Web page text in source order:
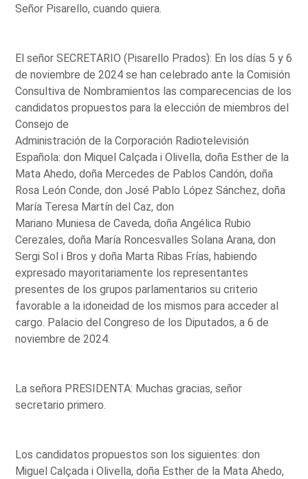
Señor Pisarello, cuando quiera.
El señor SECRETARIO (Pisarello Prados): En los días 5 y 6
de noviembre de 2024 se han celebrado ante la Comisión
Consultiva de Nombramientos las comparecencias de los
candidatos propuestos para la elección de miembros del
Consejo de
Administración de la Corporación Radiotelevisión
Española: don Miquel Calçada i Olivella, doña Esther de la
Mata Ahedo, doña Mercedes de Pablos Candón, doña
Rosa León Conde, don José Pablo López Sánchez, doña
María Teresa Martín del Caz, don
Mariano Muniesa de Caveda, doña Angélica Rubio
Cerezales, doña María Roncesvalles Solana Arana, don
Sergi Sol i Bros y doña Marta Ribas Frías, habiendo
expresado mayoritariamente los representantes
presentes de los grupos parlamentarios su criterio
favorable a la idoneidad de los mismos para acceder al
cargo. Palacio del Congreso de los Diputados, a 6 de
noviembre de 2024.
La señora PRESIDENTA: Muchas gracias, señor
secretario primero.
Los candidatos propuestos son los siguientes: don
Miguel Calçada i Olivella, doña Esther de la Mata Ahedo,